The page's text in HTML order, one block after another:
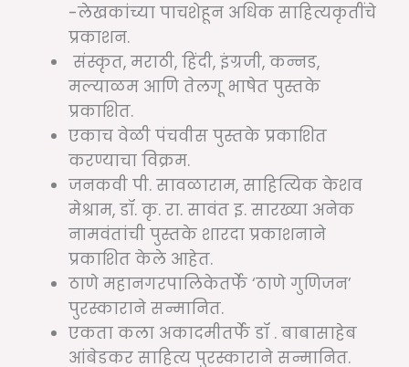
-लेखकांच्या पाचशेहून अधिक साहित्यकृतींचे
प्रकाशन.
संस्कृत, मराठी, हिंदी, इंग्रजी, कन्नड,
मल्याळम आणि तेलगू भाषेत पुस्तके
प्रकाशित.
एकाच वेळी पंचवीस पुस्तके प्रकाशित
करण्याचा विक्रम.
जनकवी पी. सावळाराम, साहित्यिक केशव
मेश्राम, डॉ. कृ. रा. सावंत इ. सारख्या अनेक
नामवंतांची पुस्तके शारदा प्रकाशनाने
प्रकाशित केले आहेत.
ठाणे महानगरपालिकेतर्फे ‘ठाणे गुणिजन’
पुरस्काराने सन्मानित.
एकता कला अकादमीतर्फे डॉ . बाबासाहेब
आंबेडकर साहित्य पुरस्काराने सन्मानित.